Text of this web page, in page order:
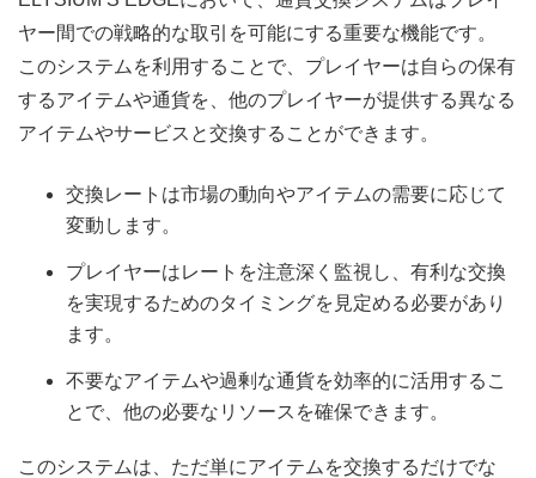
ヤー間での戦略的な取引を可能にする重要な機能です。
このシステムを利用することで、プレイヤーは自らの保有
するアイテムや通貨を、他のプレイヤーが提供する異なる
アイテムやサービスと交換することができます。
交換レートは市場の動向やアイテムの需要に応じて
変動します。
プレイヤーはレートを注意深く監視し、有利な交換
を実現するためのタイミングを見定める必要があり
ます。
不要なアイテムや過剰な通貨を効率的に活用するこ
とで、他の必要なリソースを確保できます。
このシステムは、ただ単にアイテムを交換するだけでな